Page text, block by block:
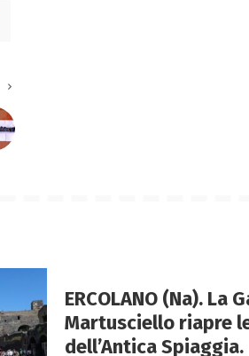
ERCOLANO (Na). La
Martusciello riapre
dell’Antica Spiaggia.